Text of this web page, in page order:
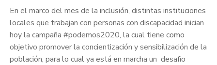
En el marco del mes de la inclusión, distintas instituciones
locales que trabajan con personas con discapacidad inician
hoy la campaña #podemos2020, la cual tiene como
objetivo promover la concientización y sensibilización de la
población, para lo cual ya está en marcha un desafío